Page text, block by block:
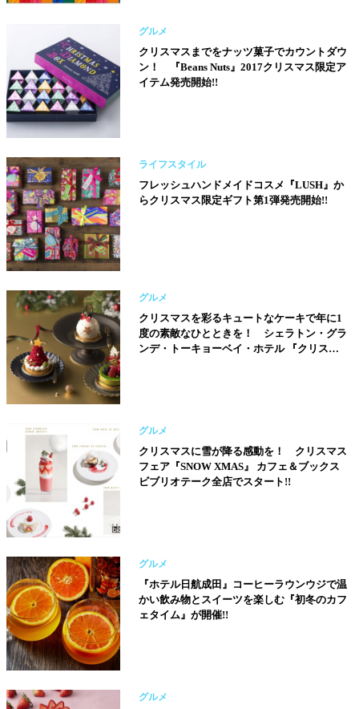
グルメ
クリスマスまでをナッツ菓子でカウントダウ
ン！ 『Beans Nuts』2017クリスマス限定ア
イテム発売開始!!
ライフスタイル
フレッシュハンドメイドコスメ『LUSH』か
らクリスマス限定ギフト第1弾発売開始!!
グルメ
クリスマスを彩るキュートなケーキで年に1
度の素敵なひとときを！ シェラトン・グラ
ンデ・トーキョーベイ・ホテル 『クリスマ
グルメ
クリスマスに雪が降る感動を！ クリスマス
フェア『SNOW XMAS』 カフェ＆ブックス
ビブリオテーク全店でスタート!!
グルメ
『ホテル日航成田』コーヒーラウンウジで温
かい飲み物とスイーツを楽しむ『初冬のカフ
ェタイム』が開催!!
グルメ